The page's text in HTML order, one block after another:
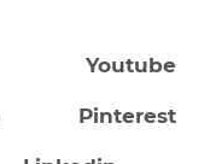
Youtube
Pinterest